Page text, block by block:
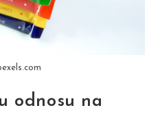
odnosu na